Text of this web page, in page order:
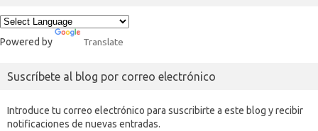
Powered by Translate
Suscríbete al blog por correo electrónico
Introduce tu correo electrónico para suscribirte a este blog y recibir
notificaciones de nuevas entradas.